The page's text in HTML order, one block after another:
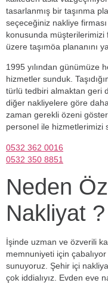
tasarlanmış bir taşınma
seçeceğiniz nakliye
konusunda
üzere taşımöa plananını
1995 yılından günümüze
hizmetler sunduk.
türlü tedbiri almaktan geri
diğer nakliyelere göre
zaman gerekli özeni
personel ile hizmetlerimizi
0532 362 0016
0532 350 8851
Neden
Nakliyat ?
İşinde uzman ve özverili
memnuniyeti için
sunuyoruz. Şehir içi
çok iddialıyız. Evden eve